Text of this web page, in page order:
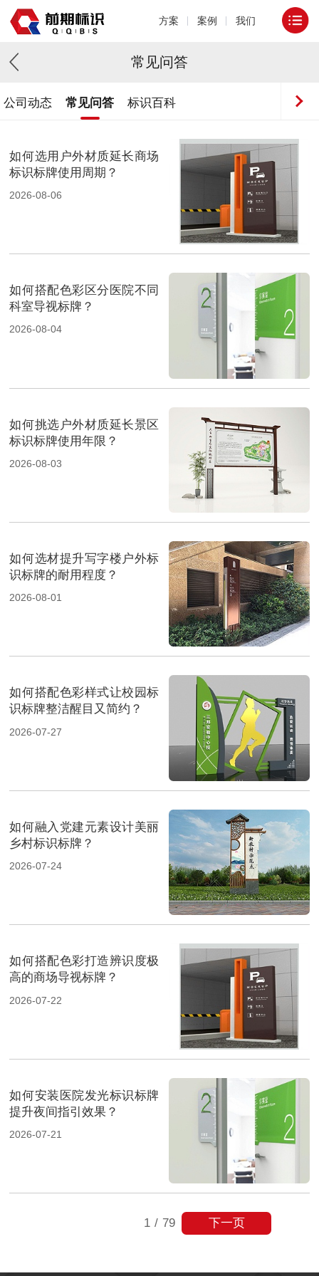
方案 案例 我们
常见问答
公司动态 常见问答 标识百科
如何选用户外材质延长商场
标识标牌使用周期？
2026-08-06
如何搭配色彩区分医院不同
科室导视标牌？
2026-08-04
如何挑选户外材质延长景区
标识标牌使用年限？
2026-08-03
如何选材提升写字楼户外标
识标牌的耐用程度？
2026-08-01
如何搭配色彩样式让校园标
识标牌整洁醒目又简约？
2026-07-27
如何融入党建元素设计美丽
乡村标识标牌？
2026-07-24
如何搭配色彩打造辨识度极
高的商场导视标牌？
2026-07-22
如何安装医院发光标识标牌
提升夜间指引效果？
2026-07-21
1 / 79 下一页